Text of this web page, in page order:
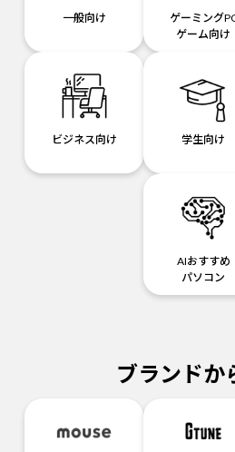
一般向け
ゲーミング
ゲーム向け
ビジネス向け 学生向け
AIおすすめ
パソコン
ブランドか